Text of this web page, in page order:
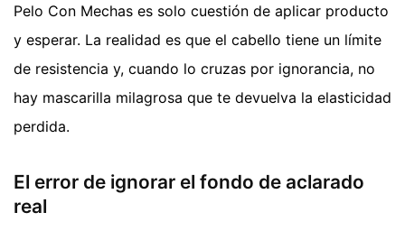
Pelo Con Mechas es solo cuestión de aplicar producto
y esperar. La realidad es que el cabello tiene un límite
de resistencia y, cuando lo cruzas por ignorancia, no
hay mascarilla milagrosa que te devuelva la elasticidad
perdida.
El error de ignorar el fondo de aclarado
real